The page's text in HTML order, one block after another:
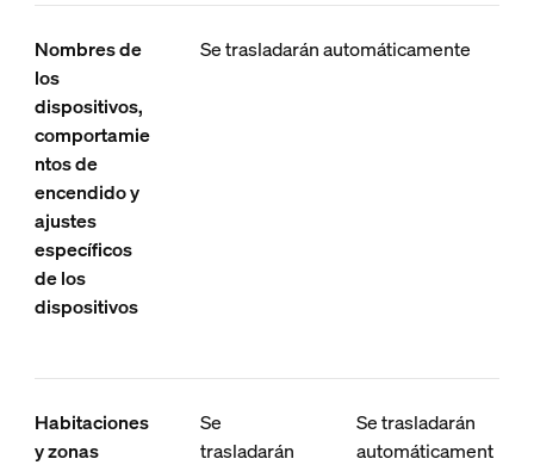
Nombres de
los
dispositivos,
comportamie
ntos de
encendido y
ajustes
específicos
de los
dispositivos
Se trasladarán automáticamente
Habitaciones
y zonas
Se
trasladarán
Se trasladarán
automáticament